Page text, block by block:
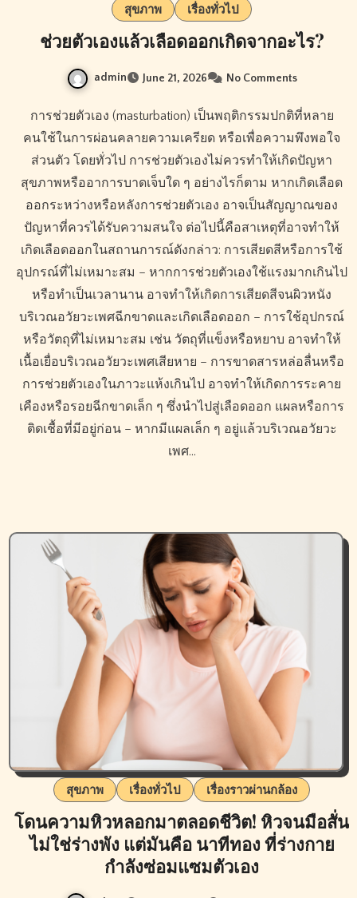
สุขภาพ เรื่องทั่วไป
ช่วยตัวเองแล้วเลือดออกเกิดจากอะไร?
admin June 21, 2026 No Comments
การช่วยตัวเอง (masturbation) เป็นพฤติกรรมปกติที่หลาย
คนใช้ในการผ่อนคลายความเครียด หรือเพื่อความพึงพอใจ
ส่วนตัว โดยทั่วไป การช่วยตัวเองไม่ควรทำให้เกิดปัญหา
สุขภาพหรืออาการบาดเจ็บใด ๆ อย่างไรก็ตาม หากเกิดเลือด
ออกระหว่างหรือหลังการช่วยตัวเอง อาจเป็นสัญญาณของ
ปัญหาที่ควรได้รับความสนใจ ต่อไปนี้คือสาเหตุที่อาจทำให้
เกิดเลือดออกในสถานการณ์ดังกล่าว: การเสียดสีหรือการใช้
อุปกรณ์ที่ไม่เหมาะสม – หากการช่วยตัวเองใช้แรงมากเกินไป
หรือทำเป็นเวลานาน อาจทำให้เกิดการเสียดสีจนผิวหนัง
บริเวณอวัยวะเพศฉีกขาดและเกิดเลือดออก – การใช้อุปกรณ์
หรือวัตถุที่ไม่เหมาะสม เช่น วัตถุที่แข็งหรือหยาบ อาจทำให้
เนื้อเยื่อบริเวณอวัยวะเพศเสียหาย – การขาดสารหล่อลื่นหรือ
การช่วยตัวเองในภาวะแห้งเกินไป อาจทำให้เกิดการระคาย
เคืองหรือรอยฉีกขาดเล็ก ๆ ซึ่งนำไปสู่เลือดออก แผลหรือการ
ติดเชื้อที่มีอยู่ก่อน – หากมีแผลเล็ก ๆ อยู่แล้วบริเวณอวัยวะ
เพศ…
สุขภาพ เรื่องทั่วไป เรื่องราวผ่านกล้อง
โดนความหิวหลอกมาตลอดชีวิต! หิวจนมือสั่น
ไม่ใช่ร่างพัง แต่มันคือ นาทีทอง ที่ร่างกาย
กำลังซ่อมแซมตัวเอง